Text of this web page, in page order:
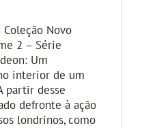
Novo
2 – Série
Um
interior de um
partir desse
defronte à ação
londrinos, como